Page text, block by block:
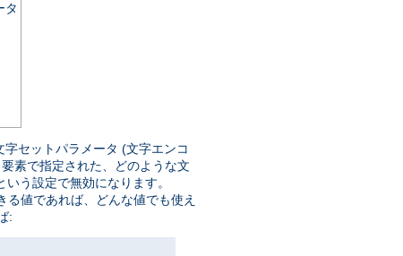
タ
セットパラメータ (文字エンコ
要素で指定された、どのような文
いう設定で無効になります。
る値であれば、どんな値でも使え
: